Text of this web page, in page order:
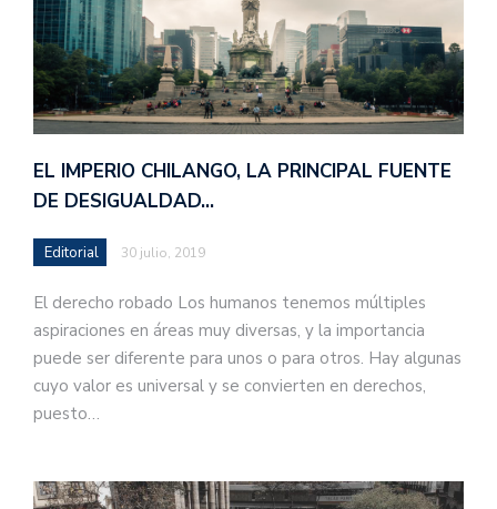
EL IMPERIO CHILANGO, LA PRINCIPAL FUENTE
DE DESIGUALDAD…
Editorial 30 julio, 2019
El derecho robado Los humanos tenemos múltiples
aspiraciones en áreas muy diversas, y la importancia
puede ser diferente para unos o para otros. Hay algunas
cuyo valor es universal y se convierten en derechos,
puesto…